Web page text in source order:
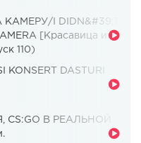
I DIDN&#39;T
[Красавица и
110)
KONSERT DASTURI
CS:GO В РЕАЛЬНОЙ